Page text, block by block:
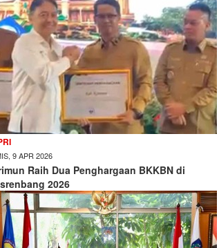
9 APR 2026
Raih Dua Penghargaan BKKBN di
2026